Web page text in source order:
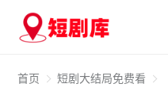
首页 短剧大结局免费看